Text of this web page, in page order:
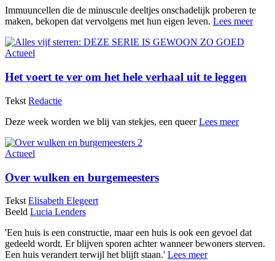
Immuuncellen die de minuscule deeltjes onschadelijk proberen te
maken, bekopen dat vervolgens met hun eigen leven. Lees meer
Actueel
Het voert te ver om het hele verhaal uit te leggen
Tekst Redactie
Deze week worden we blij van stekjes, een queerLees meer
Actueel
Over wulken en burgemeesters
Tekst Elisabeth Elegeert
Beeld Lucia Lenders
'Een huis is een constructie, maar een huis is ook een gevoel dat
gedeeld wordt. Er blijven sporen achter wanneer bewoners sterven.
Een huis verandert terwijl het blijft staan.' Lees meer